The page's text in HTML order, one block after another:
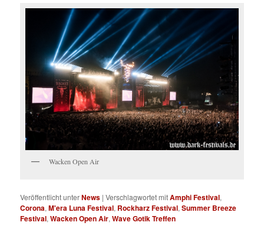
Wacken Open Air
Veröffentlicht unterNews |Verschlagwortet mitAmphi Festival,
Corona,M'era Luna Festival, Rockharz Festival,Summer Breeze
Festival,Wacken Open Air,Wave Gotik Treffen